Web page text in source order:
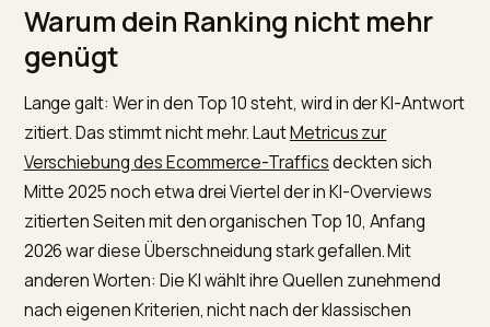
Der Maßstab ist groß. KI-Overviews erscheinen
inzwischen auf rund der Hälfte aller
und senken die Klickrate auf Top-Platzierungen
Bei Shopping-Anfragen ist der Anstieg besonders
Wer das Phänomen grundsätzlich verstehen will,
den Rahmen unterKI-Suche vs. SEO
Warum dein Ranking nicht mehr
genügt